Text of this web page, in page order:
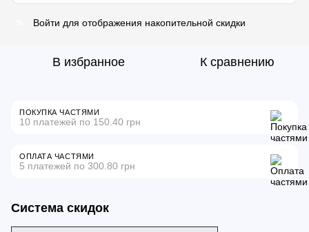
Войти для отображения накопительной скидки
В избранное К сравнению
ПОКУПКА ЧАСТЯМИ
10 платежей по 150.40 грн
ОПЛАТА ЧАСТЯМИ
5 платежей по 300.80 грн
Система скидок